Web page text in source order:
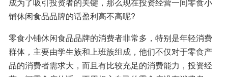
铺休闲食品品牌的话盈利高不高呢?
零食小铺休闲食品品牌的消费者非常多，特别是年轻消费
群体，主要由学生族和上班族组成，他们不仅对于零食产
品的消费者需求大，而且有比较充足的消费能力，投资经